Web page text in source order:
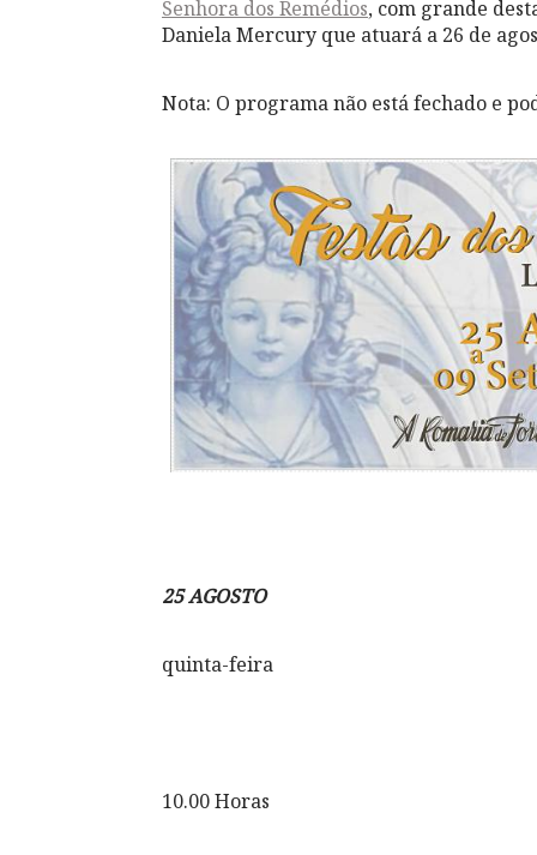
Senhora dos Remédios, com grande
Daniela Mercury que atuará a 26 de
Nota: O programa não está fechado e
25 AGOSTO
quinta-feira
10.00 Horas